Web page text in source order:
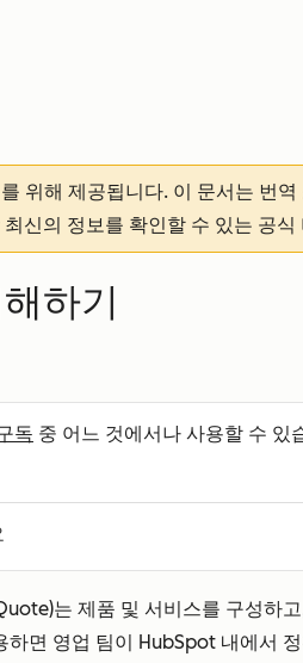
위해 제공됩니다. 이 문서는 번
신의 정보를 확인할 수 있는 공
하기
독 중 어느 것에서나 사용할 수 있
는 제품 및 서비스를 구성하고
하면 영업 팀이 HubSpot 내에서